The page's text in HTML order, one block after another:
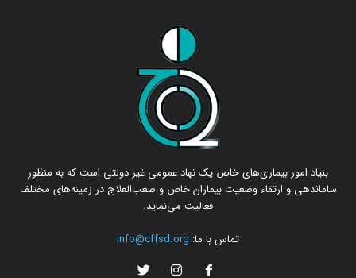
بنیاد امور بیماری‌های خاص یک نهاد عمومی غیر دولتی است که به منظور
ساماندهی و ارتقاء وضعیت بیماران خاص و صعب‌العلاج در زمینه‌های مختلف
فعالیت می‌نماید.
تماس با ما: info@cffsd.org